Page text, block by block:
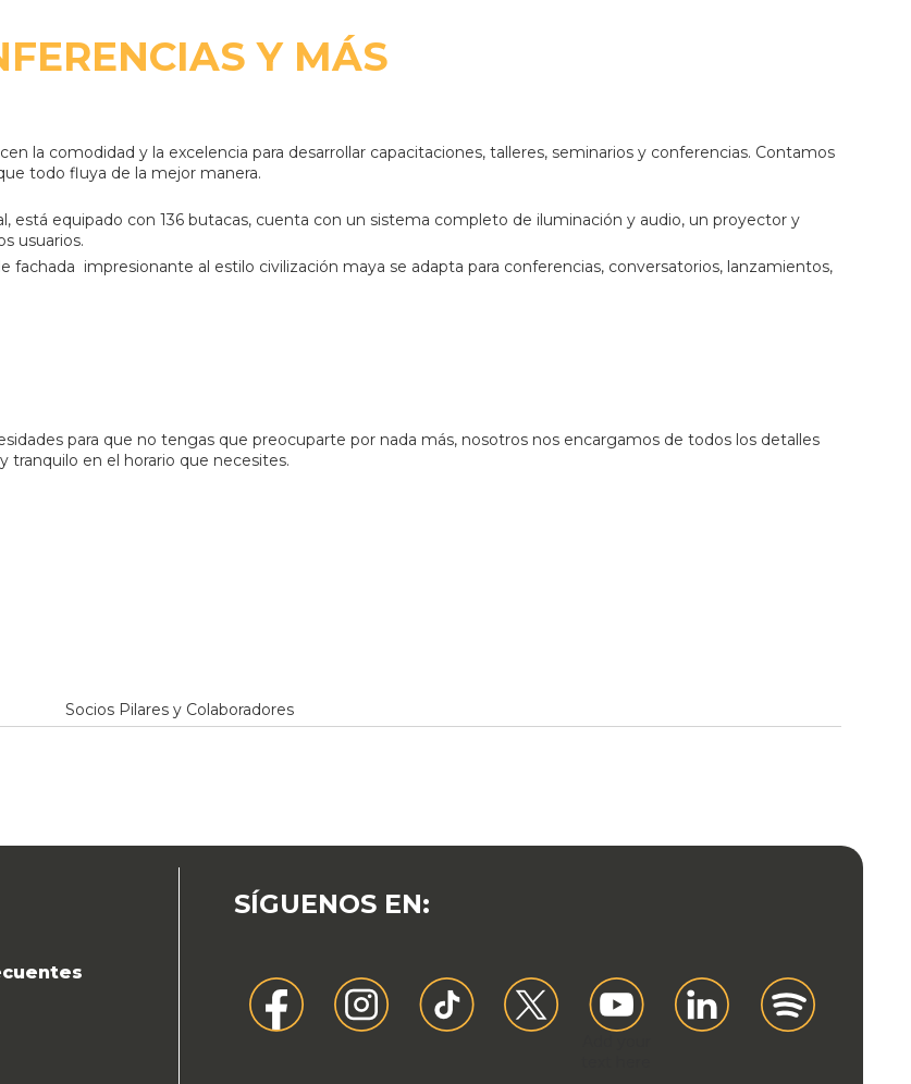
Y MÁS
la comodidad y la excelencia para desarrollar capacitaciones, talleres, seminarios y conferencias. Contamos
todo fluya de la mejor manera.
está equipado con 136 butacas, cuenta con un sistema completo de iluminación y audio, un proyector y
usuarios.
fachada impresionante al estilo civilización maya se adapta para conferencias, conversatorios, lanzamientos,
para que no tengas que preocuparte por nada más, nosotros nos encargamos de todos los detalles
en el horario que necesites.
Socios Pilares y Colaboradores
SÍGUENOS EN: